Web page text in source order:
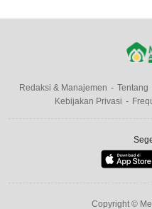
Redaksi & Manajemen Tentang
Kebijakan Privasi
Copyright ©